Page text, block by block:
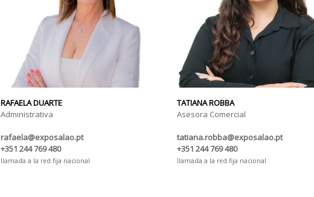
RAFAELA DUARTE
Administrativa
rafaela@exposalao.pt
+351 244 769 480
llamada a la red fija nacional
TATIANA ROBBA
Asesora Comercial
tatiana.robba@exposalao.pt
+351 244 769 480
llamada a la red fija nacional